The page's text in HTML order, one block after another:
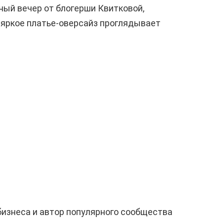
вечер от блогерши Квитковой,
платье-оверсайз проглядывает
и автор популярного сообщества